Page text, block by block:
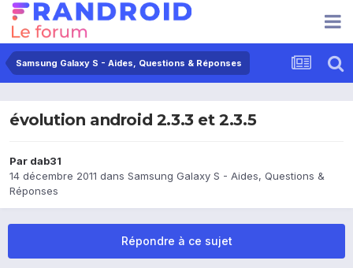
Samsung Galaxy S - Aides, Questions & Réponses
évolution android 2.3.3 et 2.3.5
Par dab31
14 décembre 2011 dans Samsung Galaxy S - Aides, Questions &
Réponses
Répondre à ce sujet